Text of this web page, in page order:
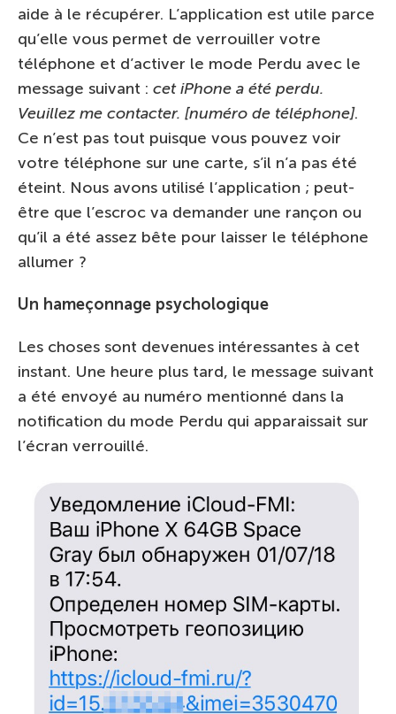
aide à le récupérer. L’application est utile parce
qu’elle vous permet de verrouiller votre
téléphone et d’activer le mode Perdu avec le
message suivant : cet iPhone a été perdu.
Veuillez me contacter. [numéro de téléphone].
Ce n’est pas tout puisque vous pouvez voir
votre téléphone sur une carte, s’il n’a pas été
éteint. Nous avons utilisé l’application ; peut-
être que l’escroc va demander une rançon ou
qu’il a été assez bête pour laisser le téléphone
allumer ?
Un hameçonnage psychologique
Les choses sont devenues intéressantes à cet
instant. Une heure plus tard, le message suivant
a été envoyé au numéro mentionné dans la
notification du mode Perdu qui apparaissait sur
l’écran verrouillé.